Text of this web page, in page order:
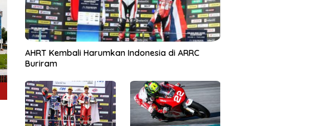
AHRT Kembali Harumkan Indonesia di ARRC
Buriram